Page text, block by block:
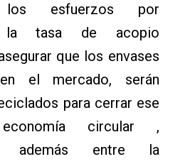
los esfuerzos por
la tasa de acopio
que los envases
el mercado, serán
para cerrar ese
circular ,
además entre la